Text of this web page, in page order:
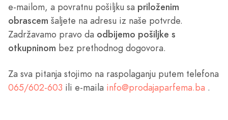
e-mailom, a povratnu pošiljku sa priloženim
obrascem šaljete na adresu iz naše potvrde.
Zadržavamo pravo da odbijemo pošiljke s
otkupninom bez prethodnog dogovora.
Za sva pitanja stojimo na raspolaganju putem telefona
065/602-603 ili e-maila info@prodajaparfema.ba .